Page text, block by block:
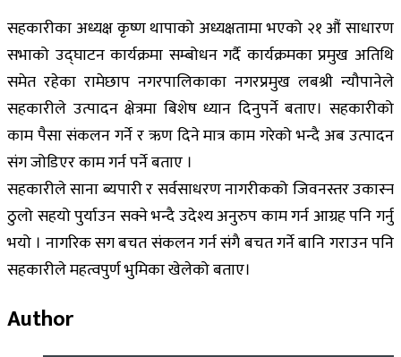
सहकारीका अध्यक्ष कृष्ण थापाको अध्यक्षतामा भएको २१ औं साधारण
सभाको उद्घाटन कार्यक्रमा सम्बोधन गर्दै कार्यक्रमका प्रमुख अतिथि
समेत रहेका रामेछाप नगरपालिकाका नगरप्रमुख लबश्री न्यौपानेले
सहकारीले उत्पादन क्षेत्रमा बिशेष ध्यान दिनुपर्ने बताए। सहकारीको
काम पैसा संकलन गर्ने र ऋण दिने मात्र काम गरेको भन्दै अब उत्पादन
संग जोडिएर काम गर्न पर्ने बताए ।
सहकारीले साना ब्यपारी र सर्वसाधरण नागरीकको जिवनस्तर उकास्न
ठुलो सहयो पुर्याउन सक्ने भन्दै उदेश्य अनुरुप काम गर्न आग्रह पनि गर्नु
भयो । नागरिक सग बचत संकलन गर्न संगै बचत गर्ने बानि गराउन पनि
सहकारीले महत्वपुर्ण भुमिका खेलेको बताए।
Author